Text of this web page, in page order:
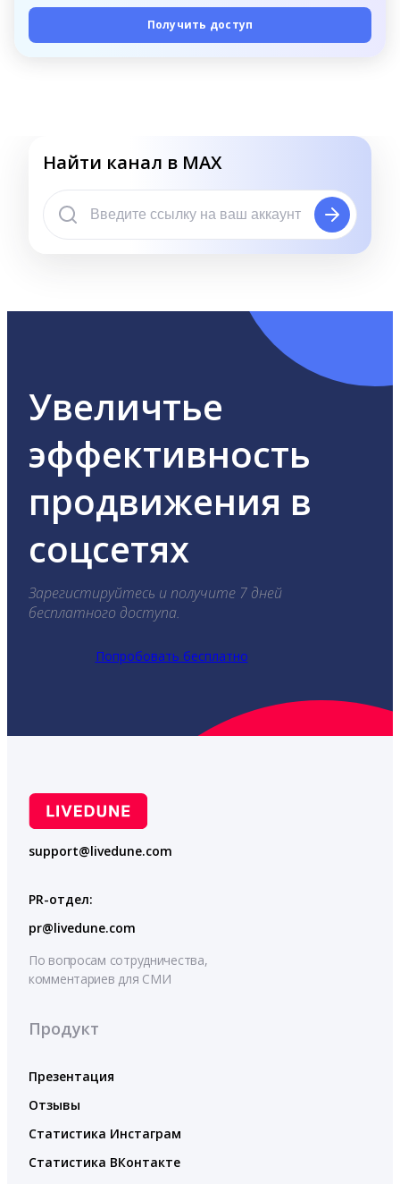
Получить доступ
Найти канал в MAX
Увеличтье
эффективность
продвижения в
соцсетях
Зарегистируйтесь и получите 7 дней
бесплатного доступа.
Попробовать бесплатно
support@livedune.com
PR-отдел:
pr@livedune.com
По вопросам сотрудничества,
комментариев для СМИ
Продукт
Презентация
Отзывы
Статистика Инстаграм
Статистика ВКонтакте